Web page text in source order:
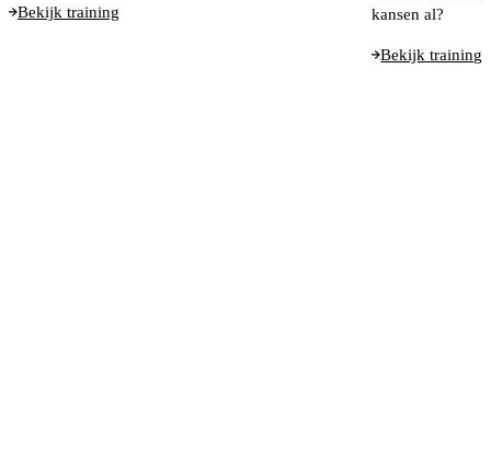
Bekijk training
kansen al?
Bekijk training